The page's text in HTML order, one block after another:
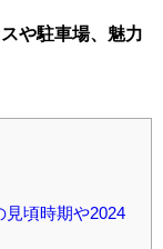
や駐車場、魅力
見頃時期や2024